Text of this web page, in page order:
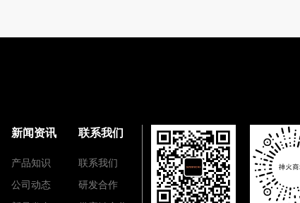
新闻资讯
产品知识
公司动态
联系我们
联系我们
研发合作